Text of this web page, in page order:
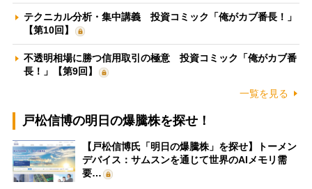
テクニカル分析・集中講義 投資コミック「俺がカブ番長！」
【第10回】
不透明相場に勝つ信用取引の極意 投資コミック「俺がカブ番
長！」【第9回】
一覧を見る
戸松信博の明日の爆騰株を探せ！
【戸松信博氏「明日の爆騰株」を探せ】トーメン
デバイス：サムスンを通じて世界のAIメモリ需
要…